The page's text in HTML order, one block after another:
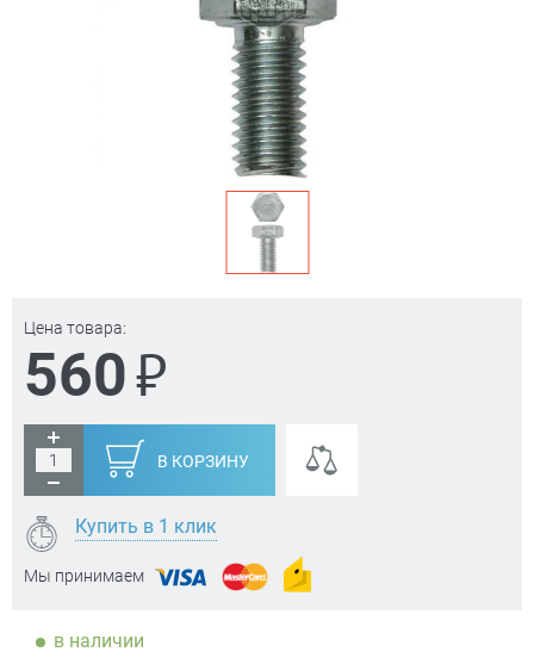
Цена товара:
560₽
В КОРЗИНУ
Купить в 1 клик
Мы принимаем
в наличии